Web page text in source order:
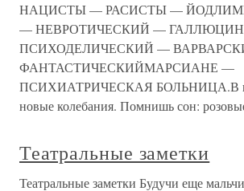
НАЦИСТЫ — РАСИСТЫ —
— НЕВРОТИЧЕСКИЙ —
ПСИХОДЕЛИЧЕСКИЙ —
ФАНТАСТИЧЕСКИЙМАРСИАНЕ —
ПСИХИАТРИЧЕСКАЯ БОЛЬНИЦА.В
новые колебания. Помнишь сон:
Театральные заметки
Театральные заметки Будучи еще